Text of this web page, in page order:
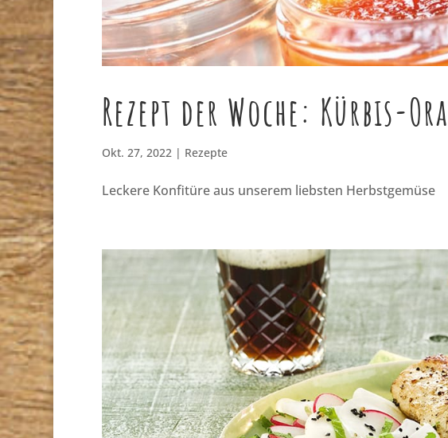
Rezept der Woche: Kürbis-
Okt. 27, 2022| Rezepte
Leckere Konfitüre aus unserem liebsten Herbstgemüse